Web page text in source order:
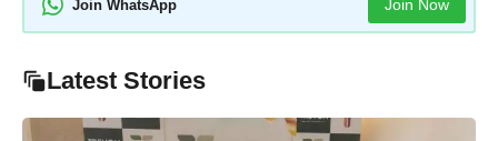
Join WhatsApp Join Now
Latest Stories